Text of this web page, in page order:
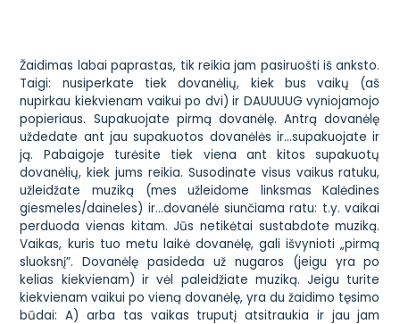
Žaidimas labai paprastas, tik reikia jam pasiruošti iš anksto.
Taigi: nusiperkate tiek dovanėlių, kiek bus vaikų (aš
nupirkau kiekvienam vaikui po dvi) ir DAUUUUG vyniojamojo
popieriaus. Supakuojate pirmą dovanėlę. Antrą dovanėlę
uždedate ant jau supakuotos dovanėlės ir…supakuojate ir
ją. Pabaigoje turėsite tiek viena ant kitos supakuotų
dovanėlių, kiek jums reikia. Susodinate visus vaikus ratuku,
užleidžate muziką (mes užleidome linksmas Kalėdines
giesmeles/daineles) ir…dovanėlė siunčiama ratu: t.y. vaikai
perduoda vienas kitam. Jūs netikėtai sustabdote muziką.
Vaikas, kuris tuo metu laikė dovanėlę, gali išvynioti „pirmą
sluoksnį”. Dovanėlę pasideda už nugaros (jeigu yra po
kelias kiekvienam) ir vėl paleidžiate muziką. Jeigu turite
kiekvienam vaikui po vieną dovanėlę, yra du žaidimo tęsimo
būdai: A) arba tas vaikas truputį atsitraukia ir jau jam